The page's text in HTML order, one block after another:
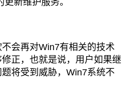
更新维护服务。
再对Win7有相关的技术
正，也就是说，用户如果继
将受到威胁，Win7系统不